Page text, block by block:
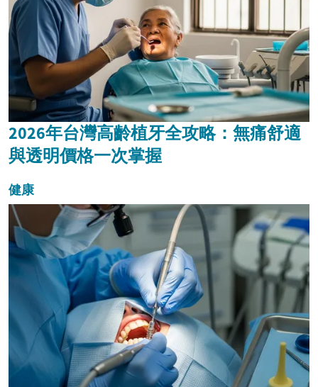
2026年台灣高齡植牙全攻略：無痛舒適
與透明價格一次掌握
健康